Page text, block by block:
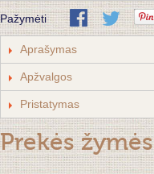
Pažymėti
Aprašymas
Apžvalgos
Pristatymas
Prekės žymės